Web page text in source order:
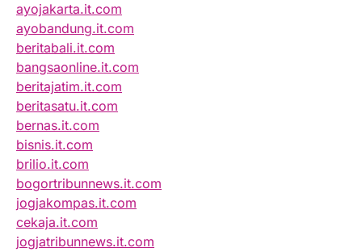
ayojakarta.it.com
ayobandung.it.com
beritabali.it.com
bangsaonline.it.com
beritajatim.it.com
beritasatu.it.com
bernas.it.com
bisnis.it.com
brilio.it.com
bogortribunnews.it.com
jogjakompas.it.com
cekaja.it.com
jogjatribunnews.it.com